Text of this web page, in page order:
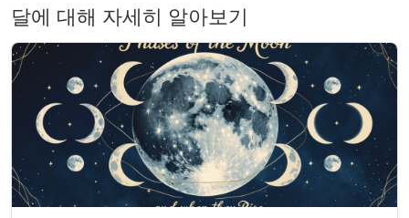
달에 대해 자세히 알아보기